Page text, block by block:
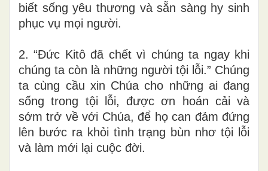
biết sống yêu thương và sẵn sàng hy sinh
phục vụ mọi người.
2. “Đức Kitô đã chết vì chúng ta ngay khi
chúng ta còn là những người tội lỗi.” Chúng
ta cùng cầu xin Chúa cho những ai đang
sống trong tội lỗi, được ơn hoán cải và
sớm trở về với Chúa, để họ can đảm đứng
lên bước ra khỏi tình trạng bùn nhơ tội lỗi
và làm mới lại cuộc đời.